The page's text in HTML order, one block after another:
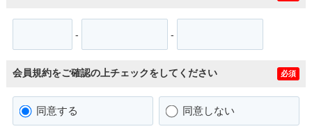
- -
会員規約をご確認の上チェックをしてください 必須
同意する 同意しない